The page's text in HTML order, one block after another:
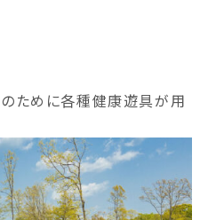
ために各種健康遊具が用